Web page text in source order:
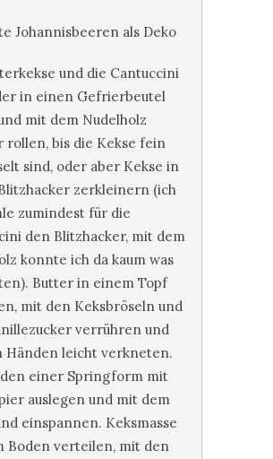
Johannisbeeren als Deko
und die Cantuccini
in einen Gefrierbeutel
mit dem Nudelholz
rollen, bis die Kekse fein
sind, oder aber Kekse in
zerkleinern (ich
zumindest für die
den Blitzhacker, mit dem
konnte ich da kaum was
Butter in einem Topf
mit den Keksbröseln und
verrühren und
Händen leicht verkneten.
einer Springform mit
auslegen und mit dem
einspannen. Keksmasse
Boden verteilen, mit den